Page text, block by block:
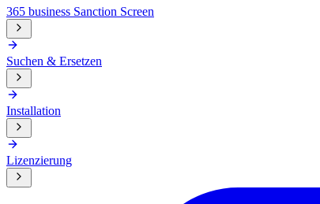
365 business Sanction Screen
Suchen & Ersetzen
Installation
Lizenzierung